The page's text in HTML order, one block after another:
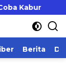
Berita